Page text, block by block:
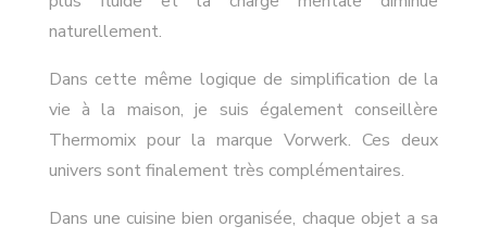
naturellement.
Dans cette même logique de simplification de la
vie à la maison, je suis également conseillère
Thermomix pour la marque Vorwerk. Ces deux
univers sont finalement très complémentaires.
Dans une cuisine bien organisée, chaque objet a sa